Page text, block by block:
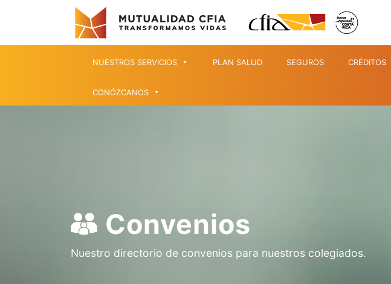
NUESTROS SERVICIOS PLAN SALUD SEGUROS CRÉDITOS
CONÓZCANOS
Convenios
Nuestro directorio de convenios para nuestros colegiados.